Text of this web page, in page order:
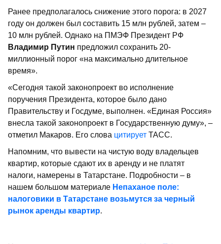
Ранее предполагалось снижение этого порога: в 2027
году он должен был составить 15 млн рублей, затем –
10 млн рублей. Однако на ПМЭФ Президент РФ
Владимир Путин предложил сохранить 20-
миллионный порог «на максимально длительное
время».
«Сегодня такой законопроект во исполнение
поручения Президента, которое было дано
Правительству и Госдуме, выполнен. «Единая Россия»
внесла такой законопроект в Государственную думу», –
отметил Макаров. Его слова цитирует ТАСС.
Напомним, что вывести на чистую воду владельцев
квартир, которые сдают их в аренду и не платят
налоги, намерены в Татарстане. Подробности – в
нашем большом материале Непаханое поле:
налоговики в Татарстане возьмутся за черный
рынок аренды квартир.